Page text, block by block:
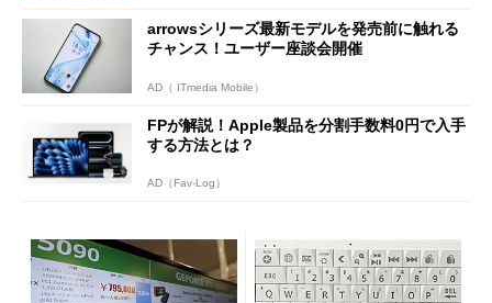
arrowsシリーズ最新モデルを発売前に触れる
チャンス！ユーザー座談会開催
AD（ ITmedia Mobile）
FPが解説！Apple製品を分割手数料0円で入手
する方法とは？
AD（Fav-Log）